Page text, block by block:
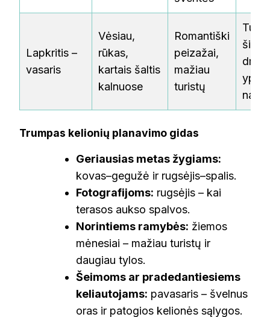
Lapkritis –
vasaris
Vėsiau,
rūkas,
kartais šaltis
kalnuose
Romantiški
peizažai,
mažiau
turistų
šiltų
ypač
Trumpas kelionių planavimo gidas
Geriausias metas žygiams:
kovas–gegužė ir rugsėjis–spalis.
Fotografijoms: rugsėjis – kai
terasos aukso spalvos.
Norintiems ramybės: žiemos
mėnesiai – mažiau turistų ir
daugiau tylos.
Šeimoms ar pradedantiesiems
keliautojams: pavasaris – švelnus
oras ir patogios kelionės sąlygos.